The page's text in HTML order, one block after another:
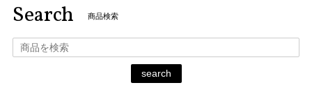
Search 商品検索
search